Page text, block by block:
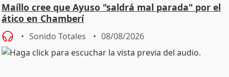
Maíllo cree que Ayuso "saldrá mal parada" por el
ático en Chamberí
Sonido Totales 08/08/2026